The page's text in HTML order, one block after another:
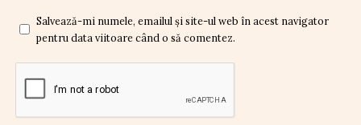
Salvează-mi numele, emailul și site-ul web în acest navigator
pentru data viitoare când o să comentez.